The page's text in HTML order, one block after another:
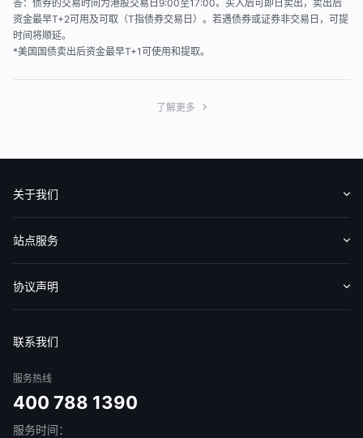
答：债券的交易时间为港股交易日9:00至17:00。买入后可即日卖出，卖出后
资金最早T+2可用及可取（T指债券交易日）。若遇债券或证券非交易日，可提
时间将顺延。
*美国国债卖出后资金最早T+1可使用和提取。
了解更多
关于我们
认识华盛
媒体报导
意见反馈
站点服务
收费标准
交易工具
帮助中心
协议声明
联系我们
服务热线
400 788 1390
服务时间：